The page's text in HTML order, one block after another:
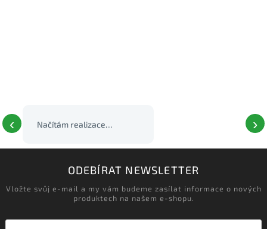
‹ Načítám realizace… ›
ODEBÍRAT NEWSLETTER
Vložte svůj e-mail a my vám budeme zasílat informace o nových
produktech na našem e-shopu.